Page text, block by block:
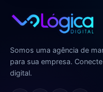
Somos uma agência de
para sua empresa.
digital.